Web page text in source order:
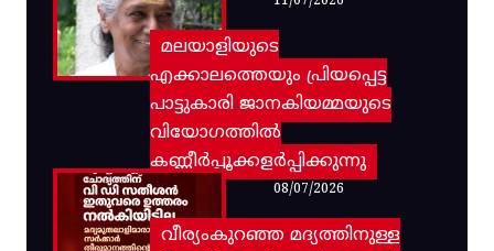
മലയാളിയുടെ
എക്കാലത്തെയും പ്രിയപ്പെട്ട
പാട്ടുകാരി ജാനകിയമ്മയുടെ
വിയോഗത്തിൽ
കണ്ണീർപ്പൂക്കളർപ്പിക്കുന്നു
വീര്യംകുറഞ്ഞ മദ്യത്തിനുള്ള
08/07/2026